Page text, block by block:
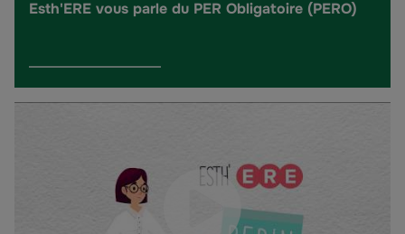
Esth'ERE vous parle du PER Obligatoire (PERO)